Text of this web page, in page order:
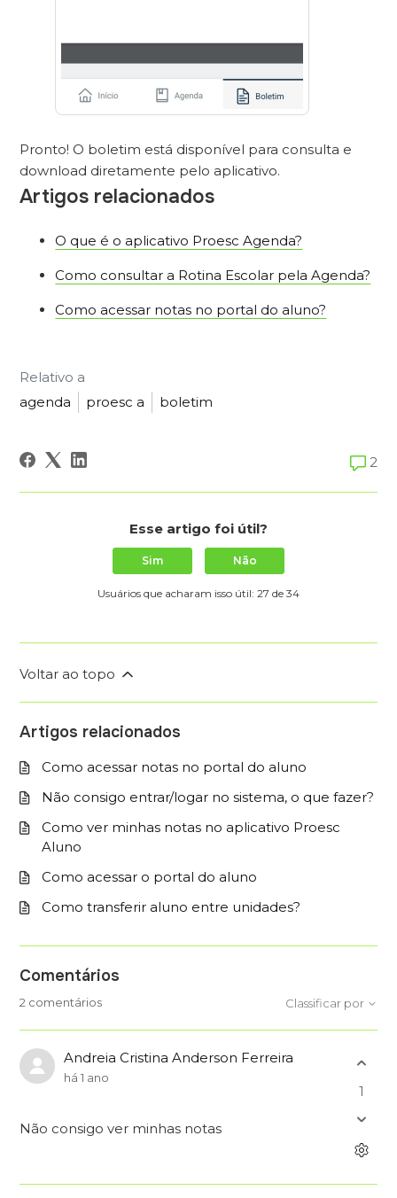
Pronto! O boletim está disponível para consulta e
download diretamente pelo aplicativo.
Artigos relacionados
O que é o aplicativo Proesc Agenda?
Como consultar a Rotina Escolar pela Agenda?
Como acessar notas no portal do aluno?
Relativo a
agenda
proesc a boletim
2
Esse artigo foi útil?
Sim Não
Usuários que acharam isso útil: 27 de 34
Voltar ao topo
Artigos relacionados
Como acessar notas no portal do aluno
Não consigo entrar/logar no sistema, o que fazer?
Como ver minhas notas no aplicativo Proesc
Aluno
Como acessar o portal do aluno
Como transferir aluno entre unidades?
Comentários
2 comentários Classificar por
Andreia Cristina Anderson Ferreira
há 1 ano
Não consigo ver minhas notas
1